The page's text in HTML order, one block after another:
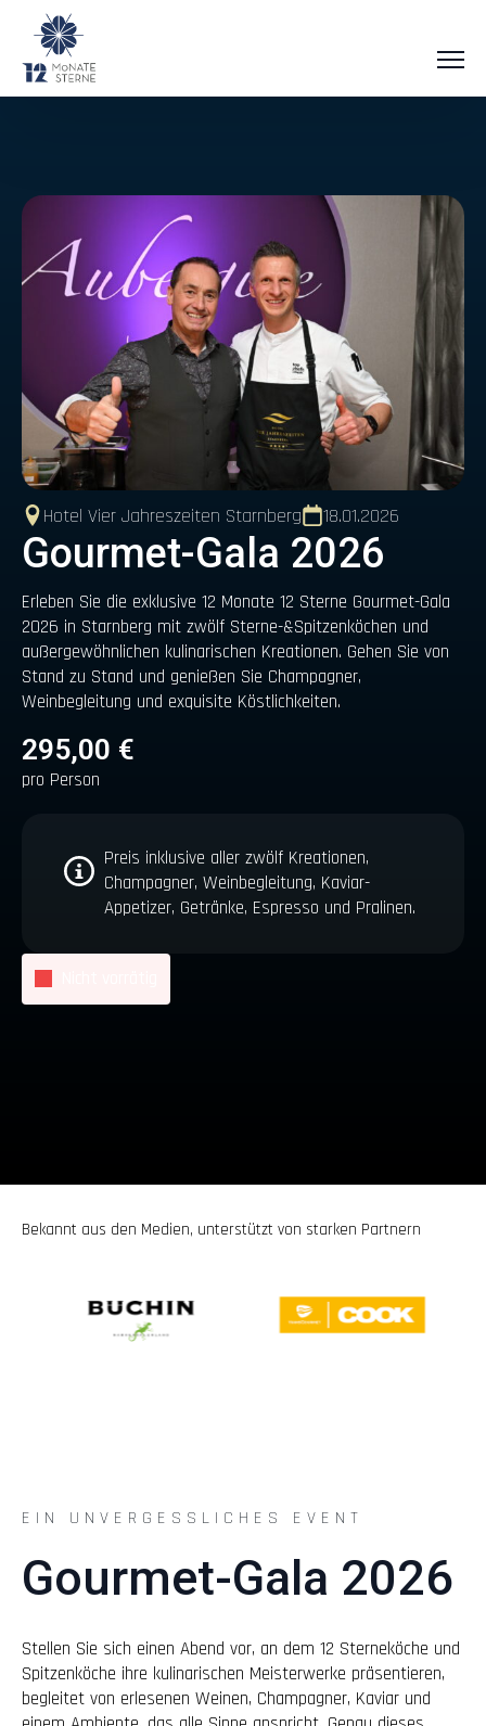
Hotel Vier Jahreszeiten Starnberg 18.01.2026
Gourmet-Gala 2026
Erleben Sie die exklusive 12 Monate 12 Sterne Gourmet-Gala
2026 in Starnberg mit zwölf Sterne-&Spitzenköchen und
außergewöhnlichen kulinarischen Kreationen. Gehen Sie von
Stand zu Stand und genießen Sie Champagner,
Weinbegleitung und exquisite Köstlichkeiten.
295,00 €
pro Person
Preis inklusive aller zwölf Kreationen,
Champagner, Weinbegleitung, Kaviar-
Appetizer, Getränke, Espresso und Pralinen.
Bekannt aus den Medien, unterstützt von starken Partnern
EIN UNVERGESSLICHES EVENT
Gourmet-Gala 2026
Stellen Sie sich einen Abend vor, an dem 12 Sterneköche und
Spitzenköche ihre kulinarischen Meisterwerke präsentieren,
begleitet von erlesenen Weinen, Champagner, Kaviar und